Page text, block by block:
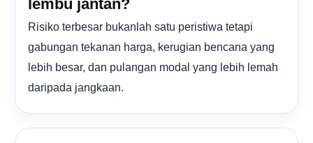
lembu jantan?
Risiko terbesar bukanlah satu peristiwa tetapi
gabungan tekanan harga, kerugian bencana yang
lebih besar, dan pulangan modal yang lebih lemah
daripada jangkaan.